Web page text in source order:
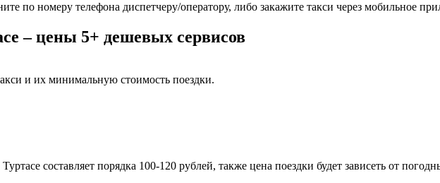
по номеру телефона диспетчеру/оператору, либо закажите такси через мобильное
– цены 5+ дешевых сервисов
и их минимальную стоимость поездки.
составляет порядка 100-120 рублей, также цена поездки будет зависеть от